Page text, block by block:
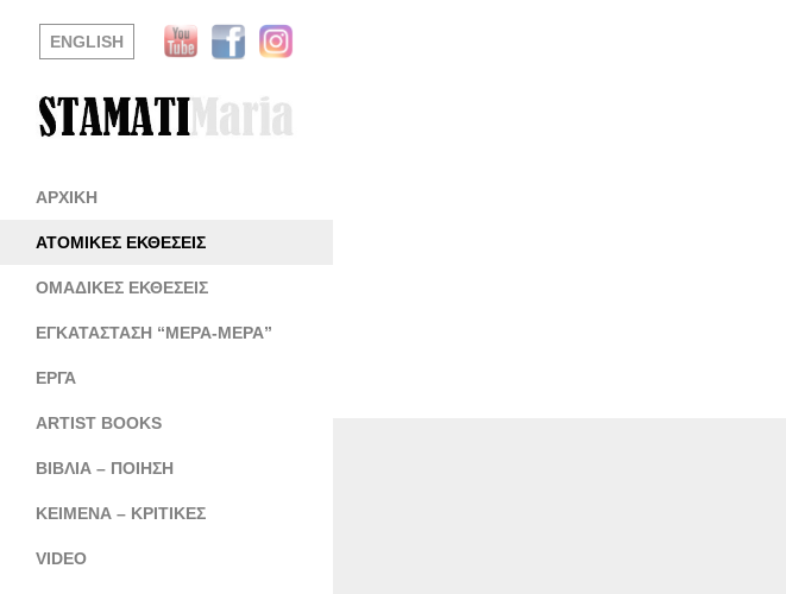
ENGLISH
ΑΡΧΙΚΗ
ΑΤΟΜΙΚΕΣ ΕΚΘΕΣΕΙΣ
ΟΜΑΔΙΚΕΣ ΕΚΘΕΣΕΙΣ
ΕΓΚΑΤΑΣΤΑΣΗ “ΜΕΡΑ-ΜΕΡΑ”
ΕΡΓΑ
ARTIST BOOKS
ΒΙΒΛΙΑ – ΠΟΙΗΣΗ
ΚΕΙΜΕΝΑ – ΚΡΙΤΙΚΕΣ
VIDEO